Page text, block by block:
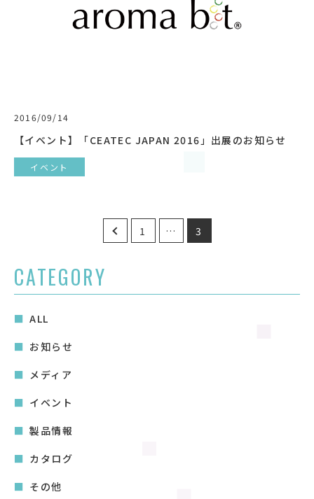
2016/09/14
【イベント】「CEATEC JAPAN 2016」出展のお知らせ
イベント
の
ペ
ジ
送
1 … 3
CATEGORY
ALL
お知らせ
メディア
イベント
製品情報
カタログ
その他